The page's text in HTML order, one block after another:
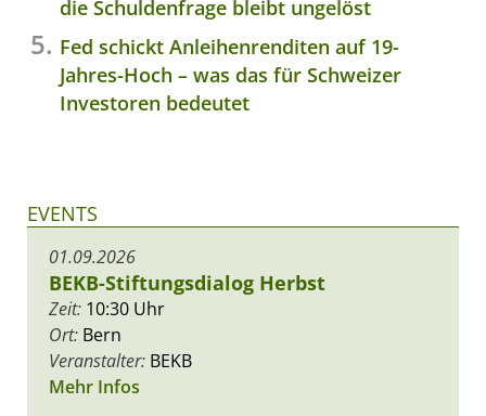
die Schuldenfrage bleibt ungelöst
Fed schickt Anleihenrenditen auf 19-
Jahres-Hoch – was das für Schweizer
Investoren bedeutet
EVENTS
01.09.2026
BEKB-Stiftungsdialog Herbst
Zeit: 10:30 Uhr
Ort: Bern
Veranstalter: BEKB
Mehr Infos